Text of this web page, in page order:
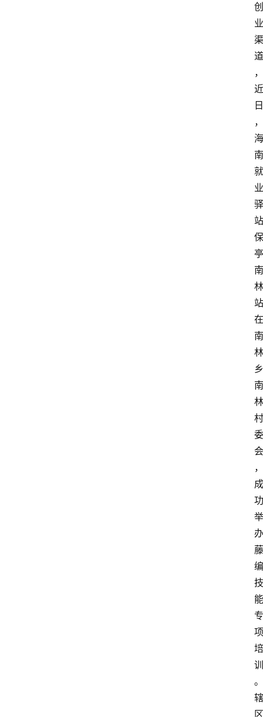
创
业
渠
道
，
近
日
，
海
南
就
业
驿
站
保
亭
南
林
站
在
南
林
乡
南
林
村
委
会
，
成
功
举
办
藤
编
技
能
专
项
培
训
。
辖
区